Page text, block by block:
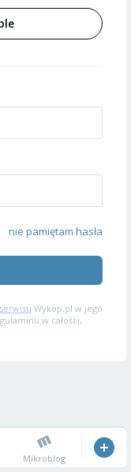
nie pamiętam hasła
Wykop.pl w jego
w całości,
Mikroblog